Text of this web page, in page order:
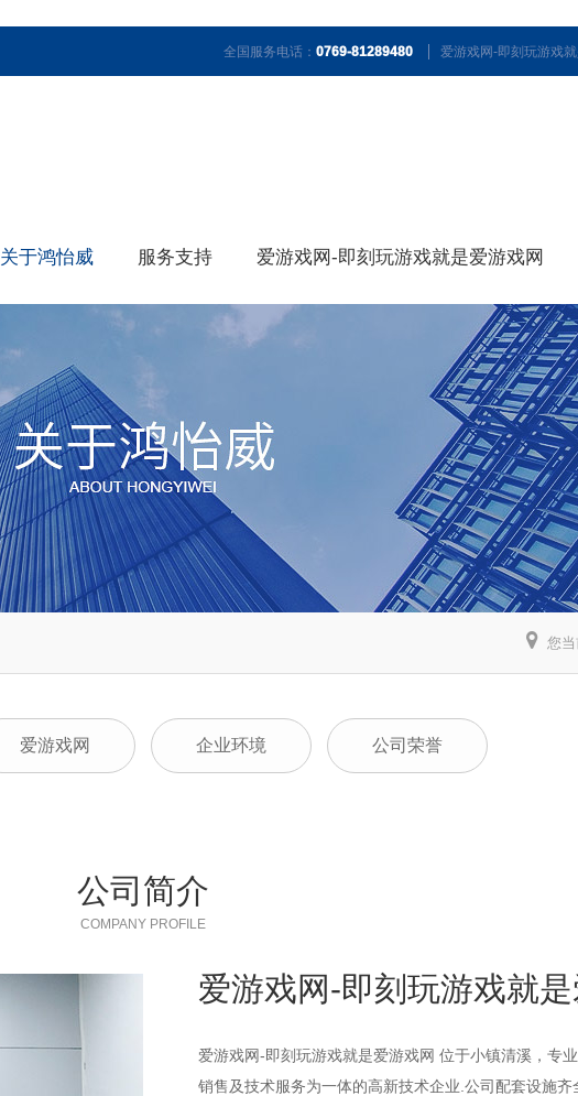
全国服务电话： 0769-81289480 爱游戏网-即刻玩游戏
关于鸿怡威 服务支持 爱游戏网-即刻玩游戏就是爱游戏网
您当
爱游戏网 企业环境 公司荣誉
公司简介
COMPANY PROFILE
爱游戏网-即刻玩游戏就
爱游戏网-即刻玩游戏就是爱游戏网 位于小镇清溪，专
销售及技术服务为一体的高新技术企业.公司配套设施